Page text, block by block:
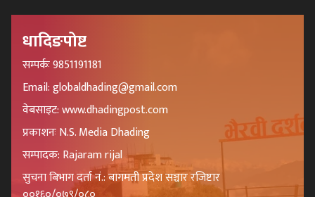
धादिङपोष्ट
सम्पर्कः 9851191181
Email: globaldhading@gmail.com
वेबसाइट: www.dhadingpost.com
प्रकाशनः N.S. Media Dhading
सम्पादक: Rajaram rijal
सुचना बिभाग दर्ता नं.: बागमती प्रदेश सञ्चार रजिष्टार